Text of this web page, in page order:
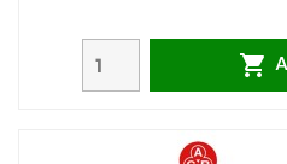
